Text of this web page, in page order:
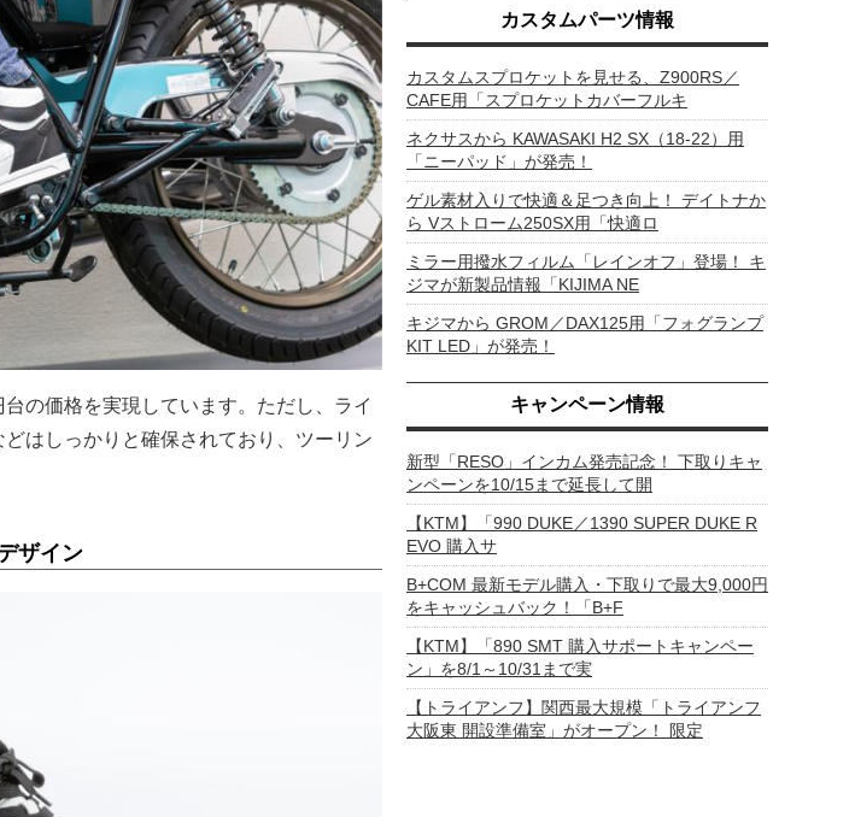
の価格を実現しています。ただし、ライ
はしっかりと確保されており、ツーリン
ザイン
カスタムパーツ情報
カスタムスプロケットを見せる、Z900RS／
CAFE用「スプロケットカバーフルキ
ネクサスから KAWASAKI H2 SX（18-22）用
「ニーパッド」が発売！
ゲル素材入りで快適＆足つき向上！ デイトナか
ら Vストローム250SX用「快適ロ
ミラー用撥水フィルム「レインオフ」登場！ キ
ジマが新製品情報「KIJIMA NE
キジマから GROM／DAX125用「フォグランプ
KIT LED」が発売！
キャンペーン情報
新型「RESO」インカム発売記念！ 下取りキャ
ンペーンを10/15まで延長して開
【KTM】「990 DUKE／1390 SUPER DUKE R
EVO 購入サ
B+COM 最新モデル購入・下取りで最大9,000円
をキャッシュバック！「B+F
【KTM】「890 SMT 購入サポートキャンペー
ン」を8/1～10/31まで実
【トライアンフ】関西最大規模「トライアンフ
大阪東 開設準備室」がオープン！ 限定